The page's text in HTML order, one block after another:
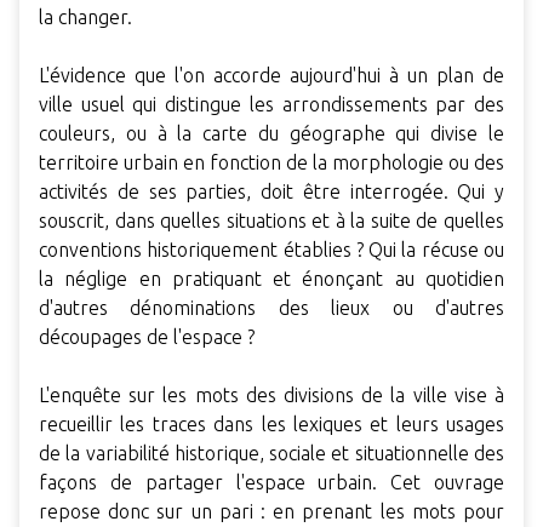
la changer.
L'évidence que l'on accorde aujourd'hui à un plan de
ville usuel qui distingue les arrondissements par des
couleurs, ou à la carte du géographe qui divise le
territoire urbain en fonction de la morphologie ou des
activités de ses parties, doit être interrogée. Qui y
souscrit, dans quelles situations et à la suite de quelles
conventions historiquement établies ? Qui la récuse ou
la néglige en pratiquant et énonçant au quotidien
d'autres dénominations des lieux ou d'autres
découpages de l'espace ?
L'enquête sur les mots des divisions de la ville vise à
recueillir les traces dans les lexiques et leurs usages
de la variabilité historique, sociale et situationnelle des
façons de partager l'espace urbain. Cet ouvrage
repose donc sur un pari : en prenant les mots pour